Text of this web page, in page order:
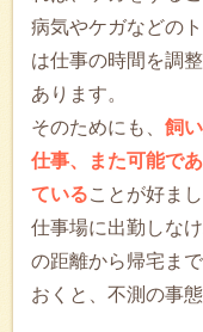
病気やケガなどの
は仕事の時間を調
あります。
そのためにも、 飼
仕事、また可能で
ていることが好ま
仕事場に出勤しな
の距離から帰宅ま
おくと、不測の事